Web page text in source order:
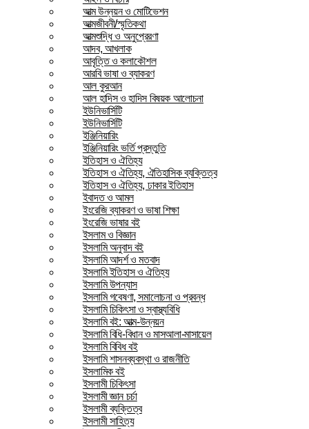
আত্ম উন্নয়ন ও মোটিভেশন
আত্মজীবনী/স্মৃতিকথা
আত্মশুদ্ধি ও অনুপ্রেরণা
আদব, আখলাক
আবৃত্তি ও কলাকৌশল
আরবি ভাষা ও ব্যাকরণ
আল কুরআন
আল হাদিস ও হাদিস বিষয়ক আলোচনা
ইউনিভার্সিটি
ইউনিভার্সিটি
ইঞ্জিনিয়ারিং
ইঞ্জিনিয়ারিং ভর্তি প্রস্তুতি
ইতিহাস ও ঐতিহ্য
ইতিহাস ও ঐতিহ্য, ঐতিহাসিক ব্যক্তিত্ব
ইতিহাস ও ঐতিহ্য, ঢাকার ইতিহাস
ইবাদত ও আমল
ইংরেজি ব্যাকরণ ও ভাষা শিক্ষা
ইংরেজি ভাষার বই
ইসলাম ও বিজ্ঞান
ইসলামি অনুবাদ বই
ইসলামি আদর্শ ও মতবাদ
ইসলামি ইতিহাস ও ঐতিহ্য
ইসলামি উপন্যাস
ইসলামি গবেষণা, সমালোচনা ও প্রবন্ধ
ইসলামি চিকিৎসা ও স্বাস্থ্যবিধি
ইসলামি বই: আত্ম-উন্নয়ন
ইসলামি বিধি-বিধান ও মাসআলা-মাসায়েল
ইসলামি বিবিধ বই
ইসলামি শাসনব্যবস্থা ও রাজনীতি
ইসলামিক বই
ইসলামী চিকিৎসা
ইসলামী জ্ঞান চর্চা
ইসলামী ব্যক্তিত্ব
ইসলামী সাহিত্য